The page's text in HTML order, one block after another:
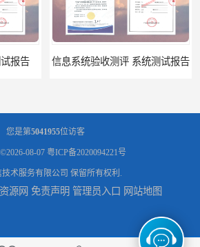
报告 信息系统验收测评 系统测试报告
试报告 软件系统验收测试？软件验收测评的标准及政策依据？软件验收测评服务内容？
您是第5041955位访客
08-07 粤ICP备2020094221号
技术服务有限公司 保留所有权利.
源网 免责声明 管理员入口 网站地图